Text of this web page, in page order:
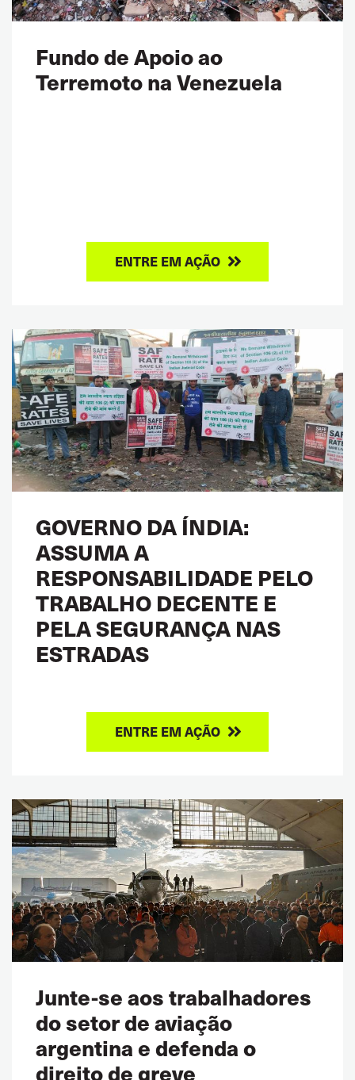
Fundo de Apoio ao
Terremoto na Venezuela
ENTRE EM AÇÃO
GOVERNO DA ÍNDIA:
ASSUMA A
RESPONSABILIDADE PELO
TRABALHO DECENTE E
PELA SEGURANÇA NAS
ESTRADAS
ENTRE EM AÇÃO
Junte-se aos trabalhadores
do setor de aviação
argentina e defenda o
direito de greve